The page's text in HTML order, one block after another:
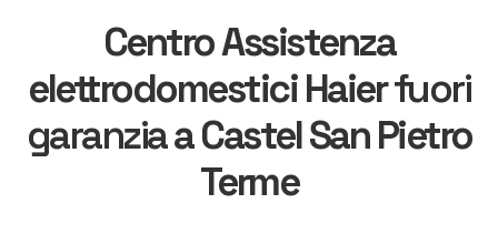
Centro Assistenza
elettrodomestici Haierfuori
garanziaa Castel San Pietro
Terme